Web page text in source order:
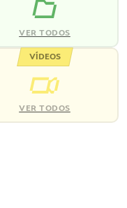
VER TODOS
VÍDEOS
VER TODOS